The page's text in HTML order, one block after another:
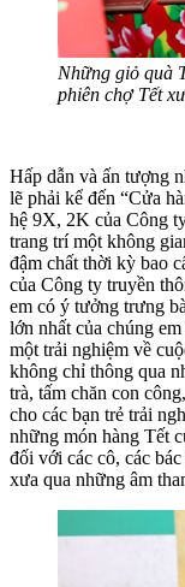
Những giỏ quà
phiên chợ Tết
Hấp dẫn và ấn tượng
lẽ phải kể đến “Cửa
hệ 9X, 2K của Công
trang trí một không
đậm chất thời kỳ bao
của Công ty truyền
em có ý tưởng trưng
lớn nhất của chúng
một trải nghiệm về
không chỉ thông qua
trà, tấm chăn con
cho các bạn trẻ trải
những món hàng Tết
đối với các cô, các
xưa qua những âm